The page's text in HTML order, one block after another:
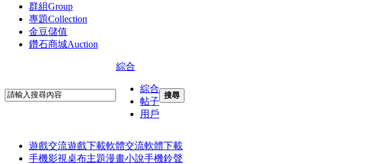
群組Group
專題Collection
金豆儲值
鑽石商城Auction
綜合
綜合
帖子
用戶
搜尋
遊戲交流遊戲下載軟體交流軟體下載
手機影視桌布主題漫畫小說手機鈴聲